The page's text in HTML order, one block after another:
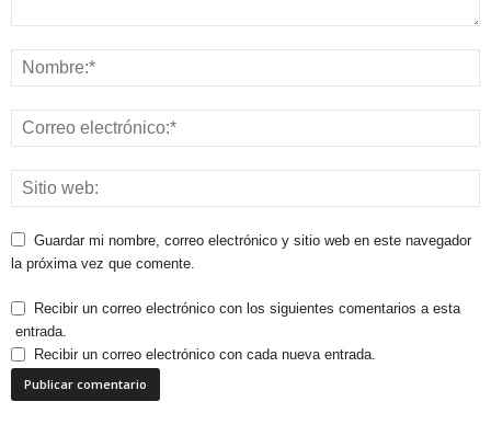
Guardar mi nombre, correo electrónico y sitio web en este navegador
la próxima vez que comente.
Recibir un correo electrónico con los siguientes comentarios a esta
entrada.
Recibir un correo electrónico con cada nueva entrada.